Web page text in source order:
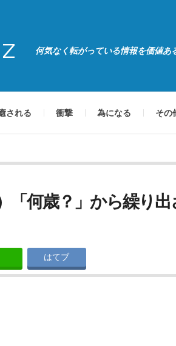
何気なく転がっている情報を価値あ
される 衝撃 為になる その
「何歳？」から繰り
はてブ